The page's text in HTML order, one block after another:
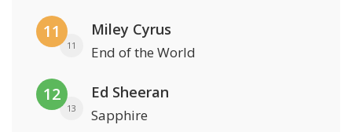
11
11
Miley Cyrus
End of the World
12
13
Ed Sheeran
Sapphire